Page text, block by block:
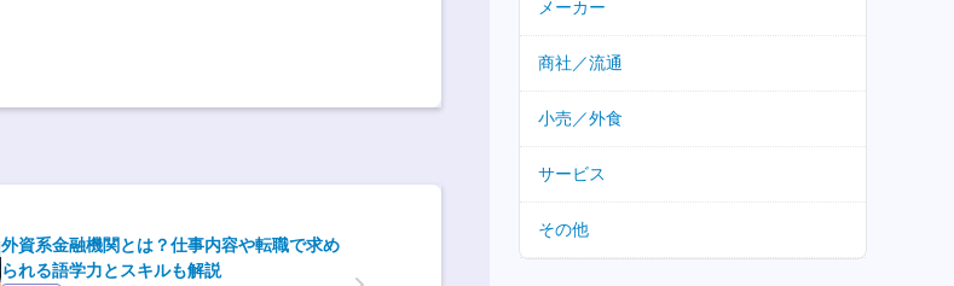
外資系金融機関とは？仕事内容や転職で求め
られる語学力とスキルも解説
メーカー
商社／流通
小売／外食
サービス
その他